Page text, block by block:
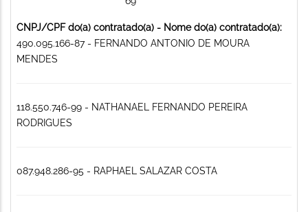
CNPJ/CPF do(a) contratado(a) - Nome do(a) contratado(a):
490.095.166-87 - FERNANDO ANTONIO DE MOURA
MENDES
118.550.746-99 - NATHANAEL FERNANDO PEREIRA
RODRIGUES
087.948.286-95 - RAPHAEL SALAZAR COSTA